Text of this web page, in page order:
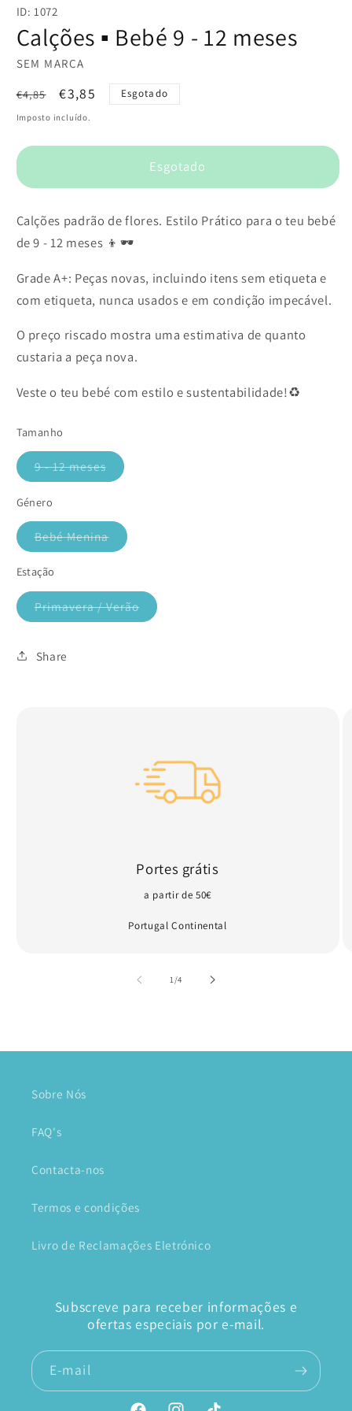
multimédia
em
modal
ID: 1072
Calções ▪️ Bebé 9 - 12 meses
SEM MARCA
Preço
normal
€4,85
Preço
de
€3,85 Esgotado
Imposto incluído.
Esgotado
Calções padrão de flores. Estilo Prático para o teu bebé
de 9 - 12 meses 👦🕶️
Grade A+: Peças novas, incluindo itens sem etiqueta e
com etiqueta, nunca usados e em condição impecável.
O preço riscado mostra uma estimativa de quanto
custaria a peça nova.
Veste o teu bebé com estilo e sustentabilidade!♻️
Tamanho
9 - 12 meses
Variante
Género
Bebé Menina
Variante
Estação
Primavera / Verão
Variante
Share
Portes grátis
a partir de 50€
Portugal Continental
1/de
4
Sobre Nós
FAQ's
Contacta-nos
Termos e condições
Livro de Reclamações Eletrónico
Subscreve para receber informações e
ofertas especiais por e-mail.
E-mail